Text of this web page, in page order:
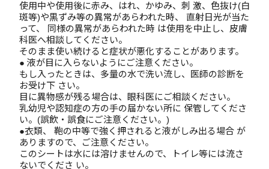
使用中や使用後に赤み、はれ、かゆみ、刺 激、色抜け(白
斑等)や黒ずみ等の異常があらわれた時、 直射日光が当た
って、 同様の異常があらわれた時 は使用を中止し、皮膚
科医へ相談してください。
そのまま使い続けると症状が悪化することがあります。
● 液が目に入らないようにご注意ください。
もし入ったときは、多量の水で洗い流し、医師の診断を
お受け下 さい。
目に異物感が残る場合は、眼科医にご相談ください。
乳幼児や認知症の方の手の届かない所に 保管してくださ
い。(誤飲・誤食にご注意ください。)
●衣類、 鞄の中等で強く押されると液がしみ出る場合 が
ありますので、ご注意ください。
このシートは水には溶けませんので、トイレ等には流さ
ないでくださ い。